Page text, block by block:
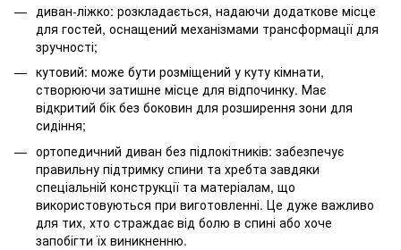
диван-ліжко: розкладається, надаючи додаткове місце
для гостей, оснащений механізмами трансформації для
зручності;
кутовий: може бути розміщений у куту кімнати,
створюючи затишне місце для відпочинку. Має
відкритий бік без боковин для розширення зони для
сидіння;
ортопедичний диван без підлокітників: забезпечує
правильну підтримку спини та хребта завдяки
спеціальній конструкції та матеріалам, що
використовуються при виготовленні. Це дуже важливо
для тих, хто страждає від болю в спині або хоче
запобігти їх виникненню.